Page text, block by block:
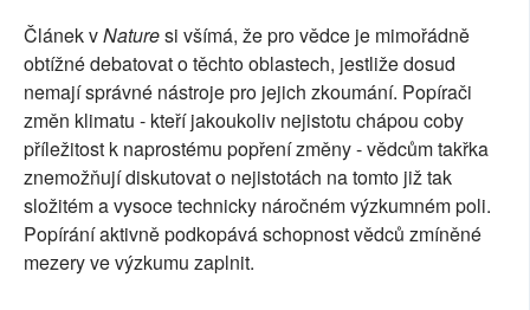
Článek vNaturesi všímá, že pro vědce je mimořádně
obtížné debatovat o těchto oblastech, jestliže dosud
nemají správné nástroje pro jejich zkoumání. Popírači
změn klimatu - kteří jakoukoliv nejistotu chápou coby
příležitost k naprostému popření změny - vědcům takřka
znemožňují diskutovat o nejistotách na tomto již tak
složitém a vysoce technicky náročném výzkumném poli.
Popírání aktivně podkopává schopnost vědců zmíněné
mezery ve výzkumu zaplnit.